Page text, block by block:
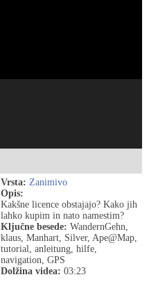
Vrsta: Zanimivo
Opis:
Kakšne licence obstajajo? Kako jih
lahko kupim in nato namestim?
Ključne besede: WandernGehn,
klaus, Manhart, Silver, Ape@Map,
tutorial, anleitung, hilfe,
navigation, GPS
Dolžina videa: 03:23